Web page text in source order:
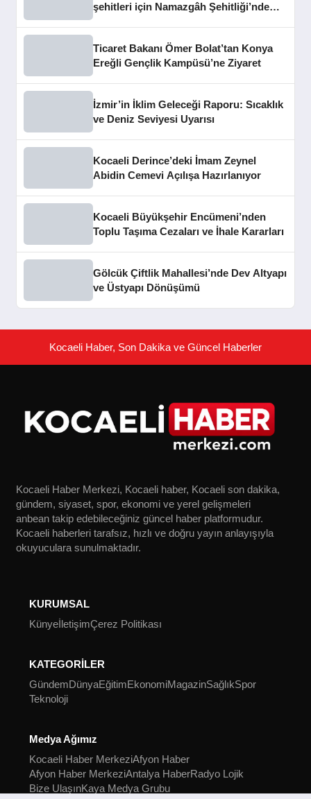
şehitleri için Namazgâh Şehitliği’nde
Ticaret Bakanı Ömer Bolat’tan Konya
Ereğli Gençlik Kampüsü’ne Ziyaret
İzmir’in İklim Geleceği Raporu: Sıcaklık
ve Deniz Seviyesi Uyarısı
Kocaeli Derince’deki İmam Zeynel
Abidin Cemevi Açılışa Hazırlanıyor
Kocaeli Büyükşehir Encümeni’nden
Toplu Taşıma Cezaları ve İhale Kararları
Gölcük Çiftlik Mahallesi’nde Dev Altyapı
ve Üstyapı Dönüşümü
Kocaeli Haber, Son Dakika ve Güncel Haberler
Kocaeli Haber Merkezi, Kocaeli haber, Kocaeli son dakika,
gündem, siyaset, spor, ekonomi ve yerel gelişmeleri
anbean takip edebileceğiniz güncel haber platformudur.
Kocaeli haberleri tarafsız, hızlı ve doğru yayın anlayışıyla
okuyuculara sunulmaktadır.
KURUMSAL
KünyeİletişimÇerez Politikası
KATEGORİLER
GündemDünyaEğitimEkonomiMagazinSağlıkSpor
Teknoloji
Medya Ağımız
Kocaeli Haber MerkeziAfyon Haber
Afyon Haber MerkeziAntalya HaberRadyo Lojik
Bize UlaşınKaya Medya Grubu